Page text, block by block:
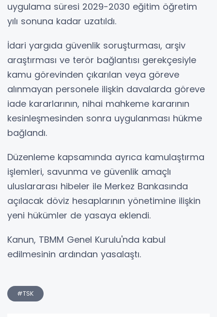
uygulama süresi 2029-2030 eğitim öğretim
yılı sonuna kadar uzatıldı.
İdari yargıda güvenlik soruşturması, arşiv
araştırması ve terör bağlantısı gerekçesiyle
kamu görevinden çıkarılan veya göreve
alınmayan personele ilişkin davalarda göreve
iade kararlarının, nihai mahkeme kararının
kesinleşmesinden sonra uygulanması hükme
bağlandı.
Düzenleme kapsamında ayrıca kamulaştırma
işlemleri, savunma ve güvenlik amaçlı
uluslararası hibeler ile Merkez Bankasında
açılacak döviz hesaplarının yönetimine ilişkin
yeni hükümler de yasaya eklendi.
Kanun, TBMM Genel Kurulu'nda kabul
edilmesinin ardından yasalaştı.
#TSK